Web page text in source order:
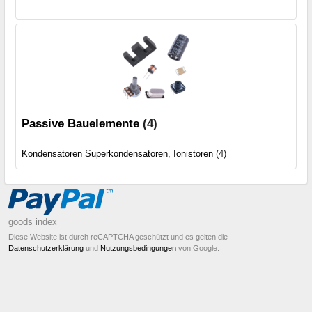
Passive Bauelemente (4)
Kondensatoren Superkondensatoren, Ionistoren (4)
goods index
Diese Website ist durch reCAPTCHA geschützt und es gelten die
Datenschutzerklärung und Nutzungsbedingungen von Google.